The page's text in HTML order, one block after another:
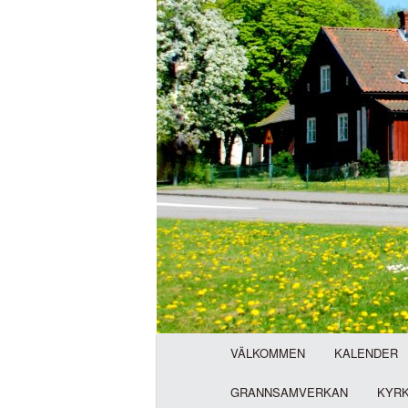
VÄLKOMMEN KALENDER
GRANNSAMVERKAN